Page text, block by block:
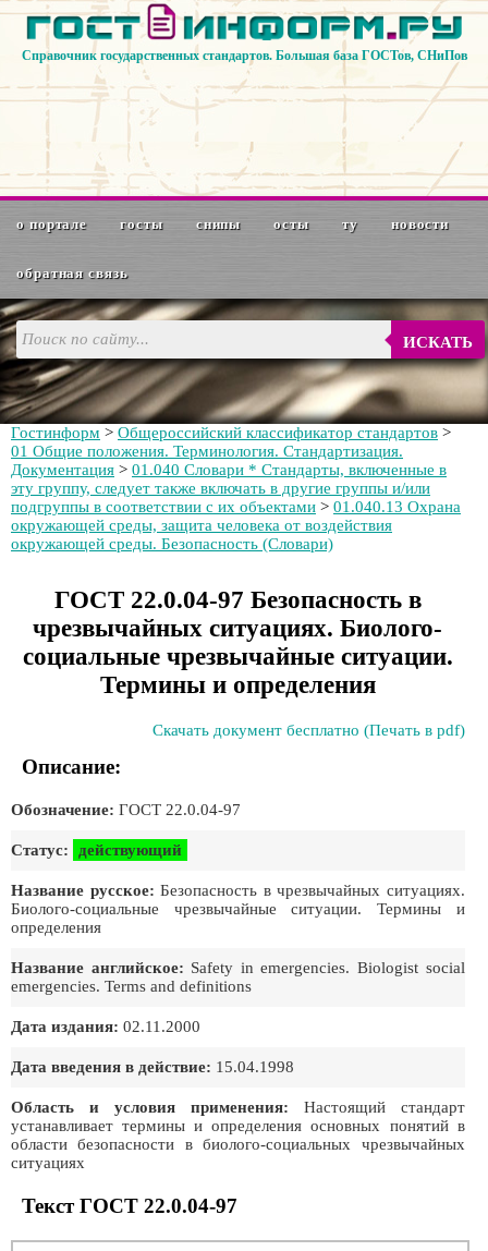
Справочник государственных стандартов. Большая база ГОСТов, СНиПов
о портале госты снипы осты ту новости
обратная связь
ИСКАТЬ
Гостинформ > Общероссийский классификатор стандартов >
01 Общие положения. Терминология. Стандартизация.
Документация > 01.040 Словари * Стандарты, включенные в
эту группу, следует также включать в другие группы и/или
подгруппы в соответствии с их объектами > 01.040.13 Охрана
окружающей среды, защита человека от воздействия
окружающей среды. Безопасность (Словари)
ГОСТ 22.0.04-97 Безопасность в
чрезвычайных ситуациях. Биолого-
социальные чрезвычайные ситуации.
Термины и определения
Скачать документ бесплатно (Печать в pdf)
Описание:
Обозначение: ГОСТ 22.0.04-97
Статус: действующий
Название русское: Безопасность в чрезвычайных ситуациях.
Биолого-социальные чрезвычайные ситуации. Термины и
определения
Название английское: Safety in emergencies. Biologist social
emergencies. Terms and definitions
Дата издания: 02.11.2000
Дата введения в действие: 15.04.1998
Область и условия применения: Настоящий стандарт
устанавливает термины и определения основных понятий в
области безопасности в биолого-социальных чрезвычайных
ситуациях
Текст ГОСТ 22.0.04-97